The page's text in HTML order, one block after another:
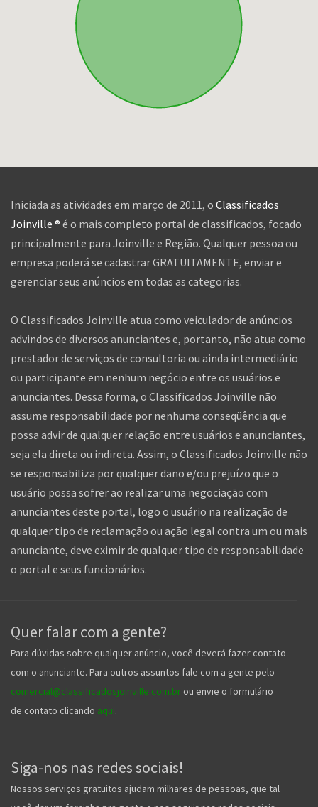
Iniciada as atividades em março de 2011, o Classificados
Joinville ® é o mais completo portal de classificados, focado
principalmente para Joinville e Região. Qualquer pessoa ou
empresa poderá se cadastrar GRATUITAMENTE, enviar e
gerenciar seus anúncios em todas as categorias.
O Classificados Joinville atua como veiculador de anúncios
advindos de diversos anunciantes e, portanto, não atua como
prestador de serviços de consultoria ou ainda intermediário
ou participante em nenhum negócio entre os usuários e
anunciantes. Dessa forma, o Classificados Joinville não
assume responsabilidade por nenhuma conseqüência que
possa advir de qualquer relação entre usuários e anunciantes,
seja ela direta ou indireta. Assim, o Classificados Joinville não
se responsabiliza por qualquer dano e/ou prejuízo que o
usuário possa sofrer ao realizar uma negociação com
anunciantes deste portal, logo o usuário na realização de
qualquer tipo de reclamação ou ação legal contra um ou mais
anunciante, deve eximir de qualquer tipo de responsabilidade
o portal e seus funcionários.
Quer falar com a gente?
Para dúvidas sobre qualquer anúncio, você deverá fazer contato
com o anunciante. Para outros assuntos fale com a gente pelo
comercial@classificadosjoinville.com.br ou envie o formulário
de contato clicando aqui.
Siga-nos nas redes sociais!
Nossos serviços gratuitos ajudam milhares de pessoas, que tal